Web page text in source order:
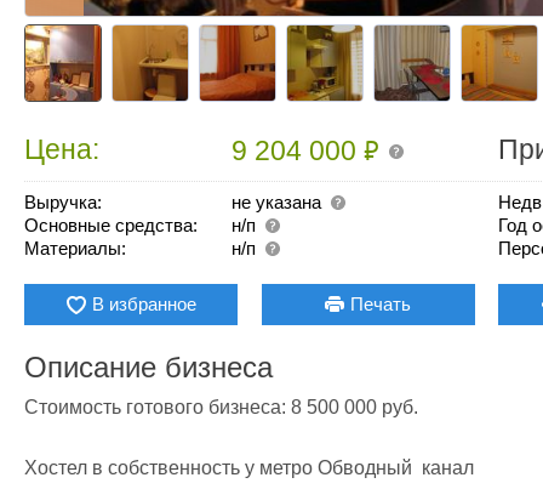
Цена: 9 204 000₽
Выручка:
не указана
Основные средства:
н/п
Материалы:
н/п
Год
В избранное Печать
Описание бизнеса
Стоимость готового бизнеса: 8 500 000 руб.
Хостел в собственность у метро Обводный  канал